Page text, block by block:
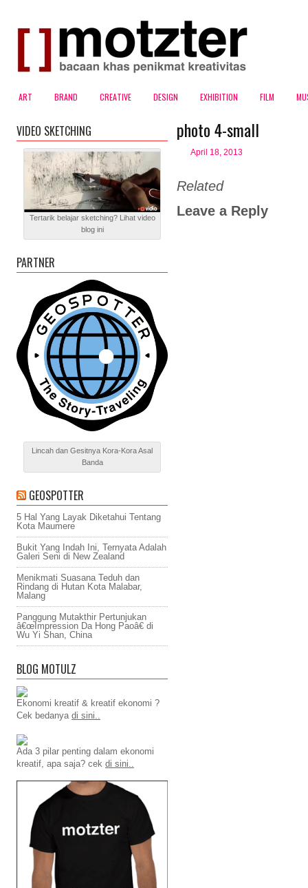
ART BRAND CREATIVE DESIGN EXHIBITION FILM
photo 4-small
April 18, 2013
Related
Leave a Reply
VIDEO SKETCHING
Tertarik belajar sketching? Lihat video
blog ini
PARTNER
Lincah dan Gesitnya Kora-Kora Asal
Banda
GEOSPOTTER
5 Hal Yang Layak Diketahui Tentang
Kota Maumere
Bukit Yang Indah Ini, Ternyata Adalah
Galeri Seni di New Zealand
Menikmati Suasana Teduh dan
Rindang di Hutan Kota Malabar,
Malang
Panggung Mutakthir Pertunjukan
â€œImpression Da Hong Paoâ€ di
Wu Yi Shan, China
BLOG MOTULZ
Ekonomi kreatif & kreatif ekonomi ?
Cek bedanya di sini..
Ada 3 pilar penting dalam ekonomi
kreatif, apa saja? cek di sini..